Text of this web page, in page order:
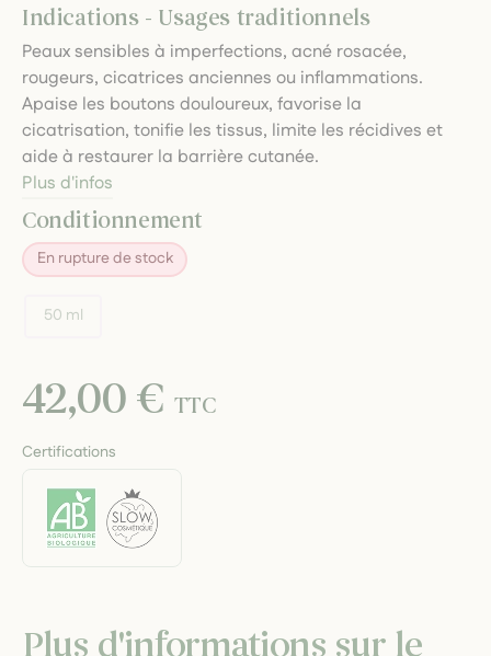
Indications - Usages traditionnels
Peaux sensibles à imperfections, acné rosacée,
rougeurs, cicatrices anciennes ou inflammations.
Apaise les boutons douloureux, favorise la
cicatrisation, tonifie les tissus, limite les récidives et
aide à restaurer la barrière cutanée.
Plus d'infos
Conditionnement
En rupture de stock
50 ml
42,00 €TTC
Certifications
Plus d'informations sur le